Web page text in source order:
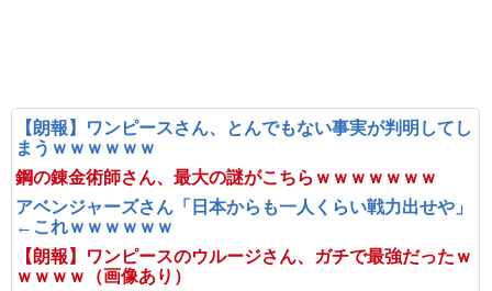
【朗報】ワンピースさん、とんでもない事実が判明してし
まうｗｗｗｗｗｗ
鋼の錬金術師さん、最大の謎がこちらｗｗｗｗｗｗｗ
アベンジャーズさん「日本からも一人くらい戦力出せや」
←これｗｗｗｗｗｗ
【朗報】ワンピースのウルージさん、ガチで最強だったｗ
ｗｗｗｗ（画像あり）